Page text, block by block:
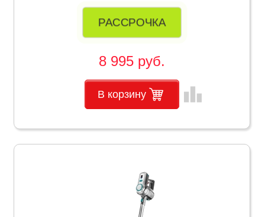
РАССРОЧКА
8 995 руб.
В корзину leaderboard